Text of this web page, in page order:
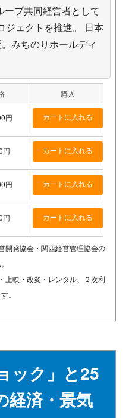
ープ共同経営者として
ジェクトを推進。 日本
みちのりホールディ
購入
円
円
円
円
開発協会・関西経営管理協会の
上映・改変・レンタル、２次利
。
ック」と25
経済・景気